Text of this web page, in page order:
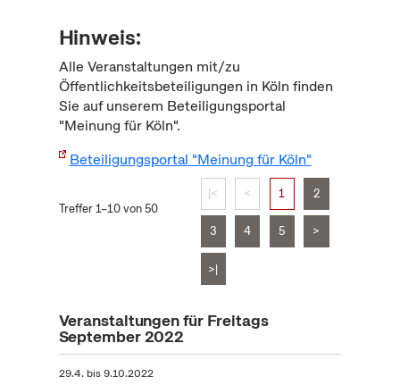
Hinweis:
Alle Veranstaltungen mit/zu
Öffentlichkeitsbeteiligungen in Köln finden
Sie auf unserem Beteiligungsportal
"Meinung für Köln".
Beteiligungsportal "Meinung für Köln"
Treffer 1–10 von 50
|< < 1 2
3 4 5 >
>|
Veranstaltungen für Freitags
September 2022
29.4. bis9.10.2022